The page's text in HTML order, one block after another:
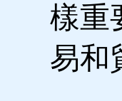
樣重
易和